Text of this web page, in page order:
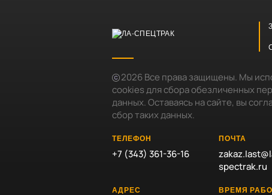
2026Все права защищены. Мы
cookies для сбора обезличенных
данных. Оставаясь на сайте, вы
сбор таких данных.
ТЕЛЕФОН
+7 (343) 361-36-16
ПОЧТА
spectrak.ru
АДРЕС ВРЕМЯ